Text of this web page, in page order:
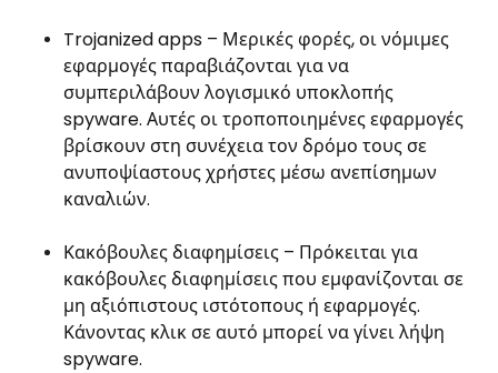
Trojanized apps – Μερικές φορές, οι νόμιμες
εφαρμογές παραβιάζονται για να
συμπεριλάβουν λογισμικό υποκλοπής
spyware. Αυτές οι τροποποιημένες εφαρμογές
βρίσκουν στη συνέχεια τον δρόμο τους σε
ανυποψίαστους χρήστες μέσω ανεπίσημων
καναλιών.
Κακόβουλες διαφημίσεις – Πρόκειται για
κακόβουλες διαφημίσεις που εμφανίζονται σε
μη αξιόπιστους ιστότοπους ή εφαρμογές.
Κάνοντας κλικ σε αυτό μπορεί να γίνει λήψη
spyware.